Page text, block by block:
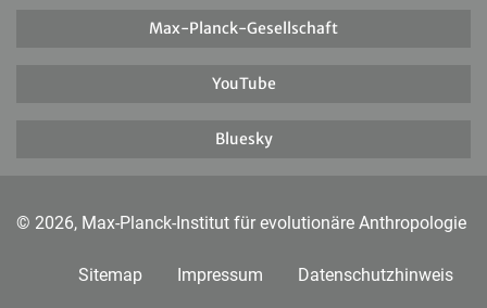
Max-Planck-Gesellschaft
YouTube
Bluesky
© 2026, Max-Planck-Institut für evolutionäre Anthropologie
Sitemap Impressum Datenschutzhinweis